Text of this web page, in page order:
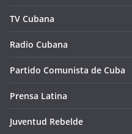
TV Cubana
Radio Cubana
Partido Comunista de Cuba
Prensa Latina
Juventud Rebelde